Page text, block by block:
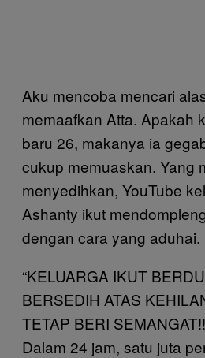
Aku mencoba mencari
memaafkan Atta. Apakah
baru 26, makanya ia
cukup memuaskan. Yang
menyedihkan, YouTube
Ashanty ikut
dengan cara yang aduhai.
“KELUARGA IKUT
BERSEDIH ATAS
TETAP BERI
Dalam 24 jam, satu juta